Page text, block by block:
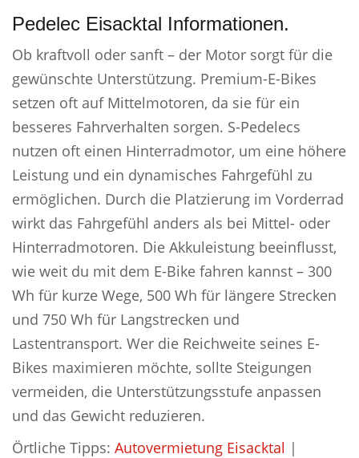
Pedelec Eisacktal Informationen.
Ob kraftvoll oder sanft – der Motor sorgt für die
gewünschte Unterstützung. Premium-E-Bikes
setzen oft auf Mittelmotoren, da sie für ein
besseres Fahrverhalten sorgen. S-Pedelecs
nutzen oft einen Hinterradmotor, um eine höhere
Leistung und ein dynamisches Fahrgefühl zu
ermöglichen. Durch die Platzierung im Vorderrad
wirkt das Fahrgefühl anders als bei Mittel- oder
Hinterradmotoren. Die Akkuleistung beeinflusst,
wie weit du mit dem E-Bike fahren kannst – 300
Wh für kurze Wege, 500 Wh für längere Strecken
und 750 Wh für Langstrecken und
Lastentransport. Wer die Reichweite seines E-
Bikes maximieren möchte, sollte Steigungen
vermeiden, die Unterstützungsstufe anpassen
und das Gewicht reduzieren.
Örtliche Tipps: Autovermietung Eisacktal |